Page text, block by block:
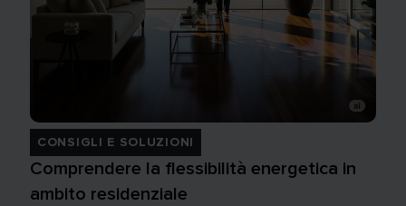
CONSIGLI E SOLUZIONI
Comprendere la flessibilità energetica in
ambito residenziale